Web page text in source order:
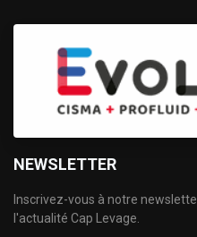
NEWSLETTER
Inscrivez-vous à notre
l'actualité Cap Levage.